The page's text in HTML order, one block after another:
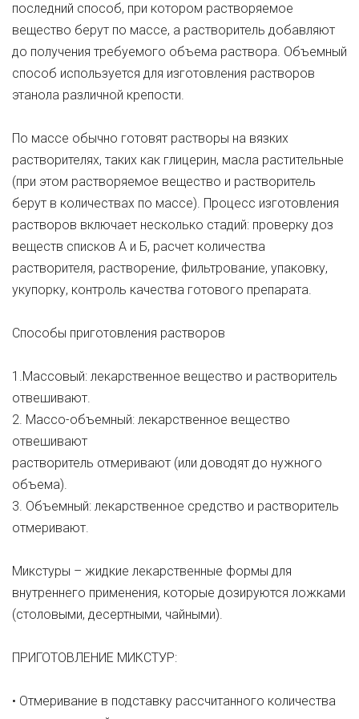
последний способ, при котором растворяемое
вещество берут по массе, а растворитель добавляют
до получения требуемого объема раствора. Объемный
способ используется для изготовления растворов
этанола различной крепости.
По массе обычно готовят растворы на вязких
растворителях, таких как глицерин, масла растительные
(при этом растворяемое вещество и растворитель
берут в количествах по массе). Процесс изготовления
растворов включает несколько стадий: проверку доз
веществ списков А и Б, расчет количества
растворителя, растворение, фильтрование, упаковку,
укупорку, контроль качества готового препарата.
Способы приготовления растворов
1.Массовый: лекарственное вещество и растворитель
отвешивают.
2. Массо-объемный: лекарственное вещество
отвешивают
растворитель отмеривают (или доводят до нужного
объема).
3. Объемный: лекарственное средство и растворитель
отмеривают.
Микстуры – жидкие лекарственные формы для
внутреннего применения, которые дозируются ложками
(столовыми, десертными, чайными).
ПРИГОТОВЛЕНИЕ МИКСТУР:
• Отмеривание в подставку рассчитанного количества